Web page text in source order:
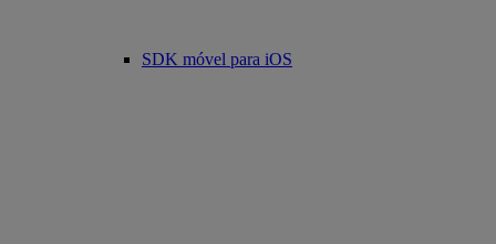
SDK móvel para iOS